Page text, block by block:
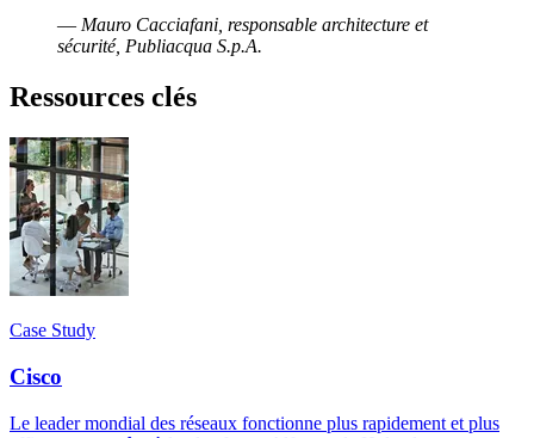
— Mauro Cacciafani, responsable architecture et
sécurité, Publiacqua S.p.A.
Ressources clés
Case Study
Cisco
Le leader mondial des réseaux fonctionne plus rapidement et plus